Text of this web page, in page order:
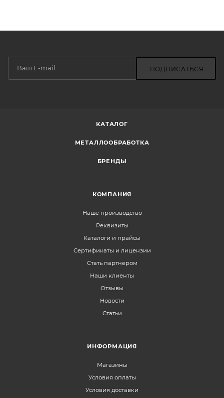
ПОДПИСАТЬСЯ
КАТАЛОГ
МЕТАЛЛООБРАБОТКА
БРЕНДЫ
КОМПАНИЯ
Наше производство
Реквизиты
Каталоги и прайсы
Сертификаты и лицензии
Стать партнером
Наши клиенты
Отзывы
Новости
Статьи
ИНФОРМАЦИЯ
Магазины
Условия оплаты
Условия доставки